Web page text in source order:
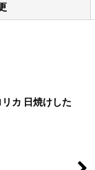
カ 日焼けした